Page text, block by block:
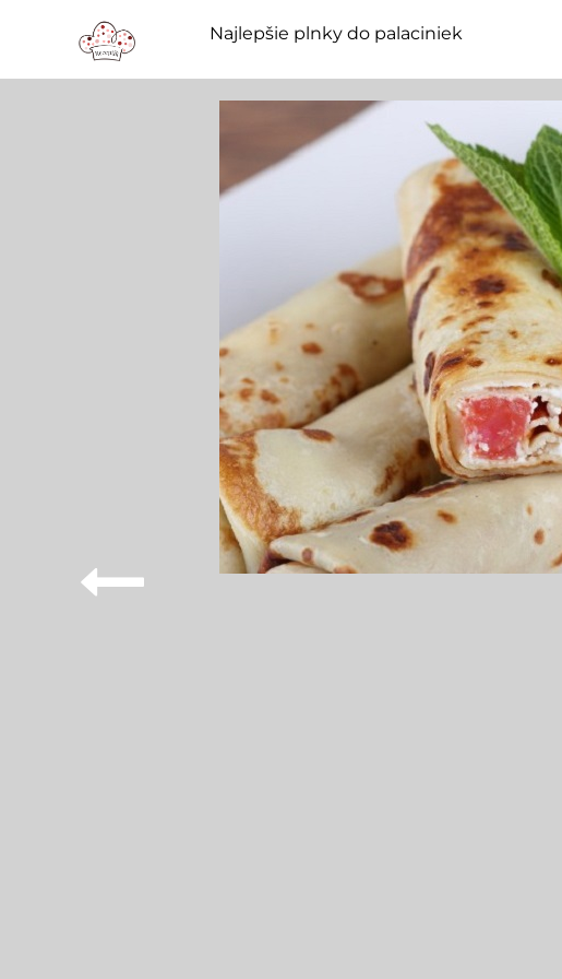
Najlepšie plnky do palaciniek